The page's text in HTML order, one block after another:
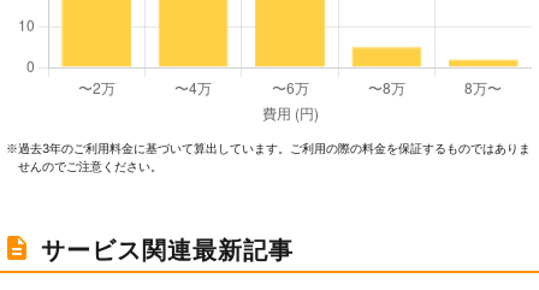
※過去3年のご利⽤料⾦に基づいて算出しています。ご利⽤の際の料⾦を保証するものではありま
せんのでご注意ください。
サービス関連最新記事